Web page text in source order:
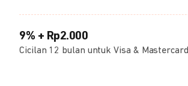
9% + Rp2.000
Cicilan 12 bulan untuk Visa & Mastercard